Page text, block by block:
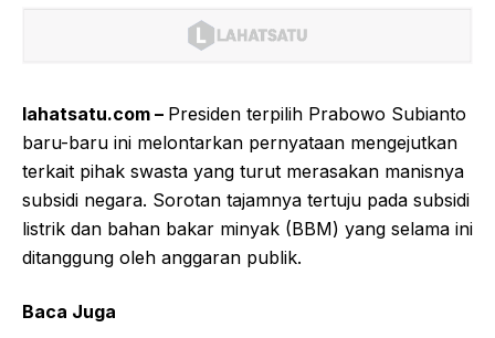
lahatsatu.com – Presiden terpilih Prabowo Subianto
baru-baru ini melontarkan pernyataan mengejutkan
terkait pihak swasta yang turut merasakan manisnya
subsidi negara. Sorotan tajamnya tertuju pada subsidi
listrik dan bahan bakar minyak (BBM) yang selama ini
ditanggung oleh anggaran publik.
Baca Juga